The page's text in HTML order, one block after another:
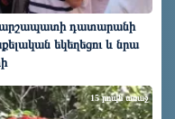
դատարանի
եկեղեցու և նրա
15 րոպե առաջ